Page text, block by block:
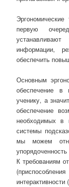
первую
информации,
обеспечить
Основным
обеспечение в
ученику, а
обеспечение
необходимых в
системы
мы можем
К требованиям